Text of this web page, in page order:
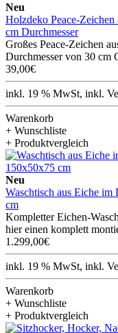
Neu
Holzdeko Peace-
cm Durchmesser
Großes Peace-Zeichen
Durchmesser von 30 cm
39,00€
inkl. 19 % MwSt, inkl.
Warenkorb
+ Wunschliste
+ Produktvergleich
Neu
Waschtisch aus Eiche
cm
Kompletter Eichen-
hier einen komplett
1.299,00€
inkl. 19 % MwSt, inkl.
Warenkorb
+ Wunschliste
+ Produktvergleich